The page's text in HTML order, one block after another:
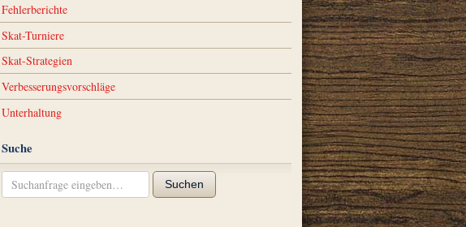
Fehlerberichte
Skat-Turniere
Skat-Strategien
Verbesserungsvorschläge
Unterhaltung
Suche
Suchen